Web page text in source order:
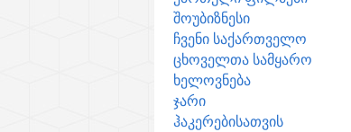
შოუბიზნესი
ჩვენი საქართველო
ცხოველთა სამყარო
ხელოვნება
ჯარი
ჰაკერებისათვის